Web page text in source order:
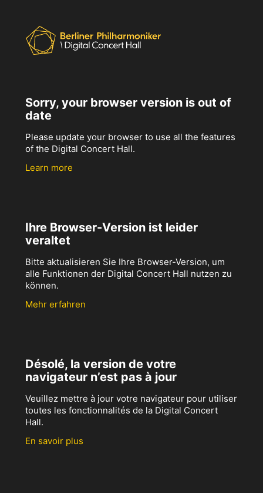
Sorry, your browser version is out of
date
Please update your browser to use all the features
of the Digital Concert Hall.
Learn more
Ihre Browser-Version ist leider
veraltet
Bitte aktualisieren Sie Ihre Browser-Version, um
alle Funktionen der Digital Concert Hall nutzen zu
können.
Mehr erfahren
Désolé, la version de votre
navigateur n’est pas à jour
Veuillez mettre à jour votre navigateur pour utiliser
toutes les fonctionnalités de la Digital Concert
Hall.
En savoir plus